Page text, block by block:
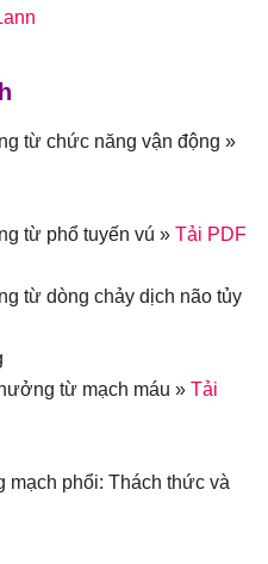
từ chức năng vận động »
từ phổ tuyến vú » Tải PDF
từ dòng chảy dịch não tủy
từ mạch máu » Tải
mạch phổi: Thách thức và